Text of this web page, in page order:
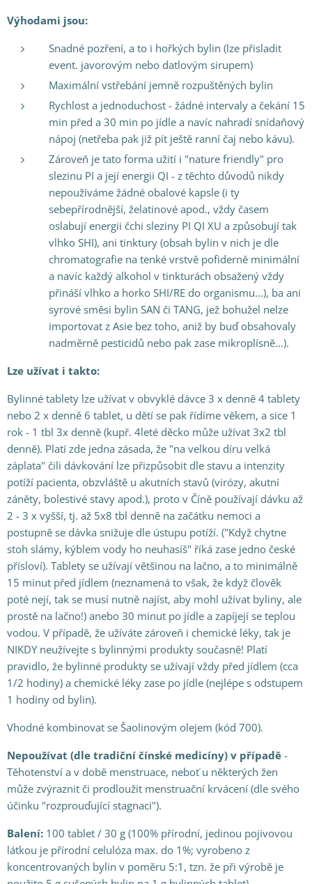
Výhodami jsou:
Snadné pozření, a to i hořkých bylin (lze přisladit
event. javorovým nebo datlovým sirupem)
Maximální vstřebání jemně rozpuštěných bylin
Rychlost a jednoduchost - žádné intervaly a čekání 15
min před a 30 min po jídle a navíc nahradí snídaňový
nápoj (netřeba pak již pít ještě ranní čaj nebo kávu).
Zároveň je tato forma užití i "nature friendly" pro
slezinu PI a její energii QI - z těchto důvodů nikdy
nepoužíváme žádné obalové kapsle (i ty
sebepřírodnější, želatinové apod., vždy časem
oslabují energii čchi sleziny PI QI XU a způsobují tak
vlhko SHI), ani tinktury (obsah bylin v nich je dle
chromatografie na tenké vrstvě pofiderně minimální
a navíc každý alkohol v tinkturách obsažený vždy
přináší vlhko a horko SHI/RE do organismu...), ba ani
syrové směsi bylin SAN či TANG, jež bohužel nelze
importovat z Asie bez toho, aniž by buď obsahovaly
nadměrně pesticidů nebo pak zase mikroplísně...).
Lze užívat i takto:
Bylinné tablety lze užívat v obvyklé dávce 3 x denně 4 tablety
nebo 2 x denně 6 tablet, u dětí se pak řídíme věkem, a sice 1
rok - 1 tbl 3x denně (kupř. 4leté děcko může užívat 3x2 tbl
denně). Platí zde jedna zásada, že "na velkou díru velká
záplata" čili dávkování lze přizpůsobit dle stavu a intenzity
potíží pacienta, obzvláště u akutních stavů (virózy, akutní
záněty, bolestivé stavy apod.), proto v Číně používají dávku až
2 - 3 x vyšší, tj. až 5x8 tbl denně na začátku nemoci a
postupně se dávka snižuje dle ústupu potíží. ("Když chytne
stoh slámy, kýblem vody ho neuhasíš" říká zase jedno české
přísloví). Tablety se užívají většinou na lačno, a to minimálně
15 minut před jídlem (neznamená to však, že když člověk
poté nejí, tak se musí nutně najíst, aby mohl užívat byliny, ale
prostě na lačno!) anebo 30 minut po jídle a zapíjejí se teplou
vodou. V případě, že užíváte zároveň i chemické léky, tak je
NIKDY neužívejte s bylinnými produkty současně! Platí
pravidlo, že bylinné produkty se užívají vždy před jídlem (cca
1/2 hodiny) a chemické léky zase po jídle (nejlépe s odstupem
1 hodiny od bylin).
Vhodné kombinovat se Šaolinovým olejem (kód 700).
Nepoužívat (dle tradiční čínské medicíny) v případě -
Těhotenství a v době menstruace, neboť u některých žen
může zvýraznit či prodloužit menstruační krvácení (dle svého
účinku "rozprouďující stagnaci").
Balení: 100 tablet / 30 g (100% přírodní, jedinou pojivovou
látkou je přírodní celulóza max. do 1%; vyrobeno z
koncentrovaných bylin v poměru 5:1, tzn. že při výrobě je